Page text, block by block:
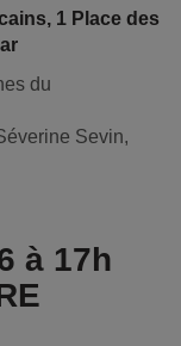
1 Place des
du
Sevin,
à 17h